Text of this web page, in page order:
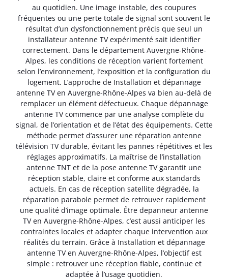
au quotidien. Une image instable, des coupures
fréquentes ou une perte totale de signal sont souvent le
résultat d’un dysfonctionnement précis que seul un
installateur antenne TV expérimenté sait identifier
correctement. Dans le département Auvergne-Rhône-
Alpes, les conditions de réception varient fortement
selon l’environnement, l’exposition et la configuration du
logement. L’approche de Installation et dépannage
antenne TV en Auvergne-Rhône-Alpes va bien au-delà de
remplacer un élément défectueux. Chaque dépannage
antenne TV commence par une analyse complète du
signal, de l’orientation et de l’état des équipements. Cette
méthode permet d’assurer une réparation antenne
télévision TV durable, évitant les pannes répétitives et les
réglages approximatifs. La maîtrise de l’installation
antenne TNT et de la pose antenne TV garantit une
réception stable, claire et conforme aux standards
actuels. En cas de réception satellite dégradée, la
réparation parabole permet de retrouver rapidement
une qualité d’image optimale. Être depanneur antenne
TV en Auvergne-Rhône-Alpes, c’est aussi anticiper les
contraintes locales et adapter chaque intervention aux
réalités du terrain. Grâce à Installation et dépannage
antenne TV en Auvergne-Rhône-Alpes, l’objectif est
simple : retrouver une réception fiable, continue et
adaptée à l’usage quotidien.